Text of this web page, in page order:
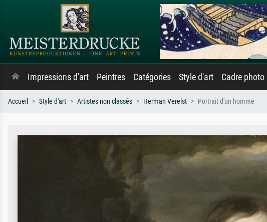
Impressions d'art Peintres Catégories Style d'art Cadre photo
Accueil Style d'art Artistes non classés Herman Verelst Portrait d'un homme